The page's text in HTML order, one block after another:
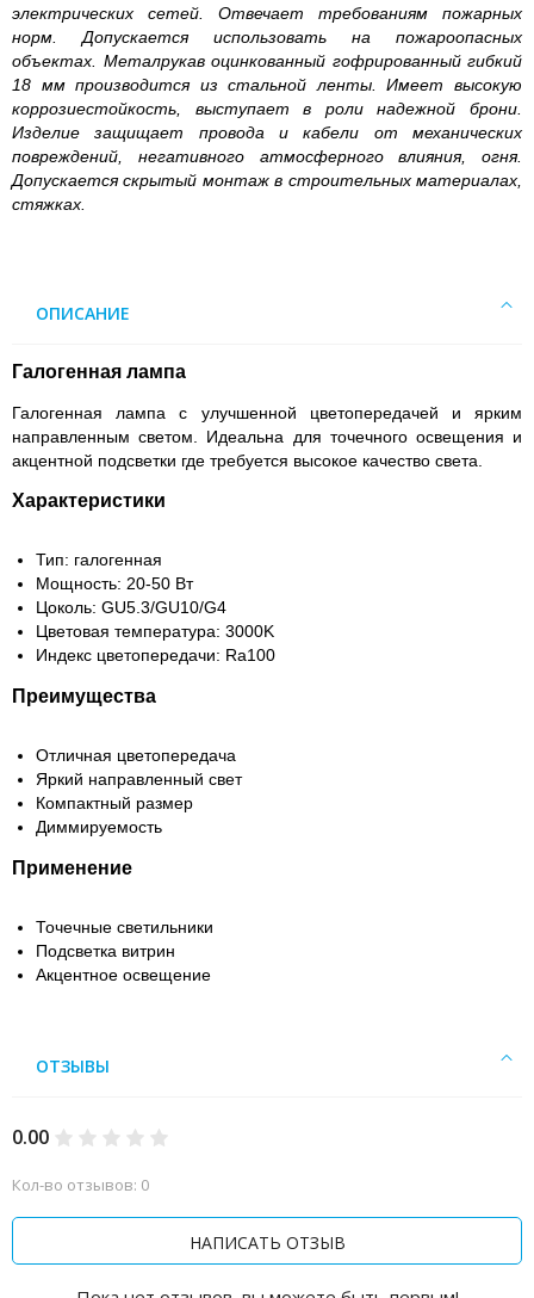
электрических сетей. Отвечает требованиям пожарных
норм. Допускается использовать на пожароопасных
объектах. Металрукав оцинкованный гофрированный гибкий
18 мм производится из стальной ленты. Имеет высокую
коррозиестойкость, выступает в роли надежной брони.
Изделие защищает провода и кабели от механических
повреждений, негативного атмосферного влияния, огня.
Допускается скрытый монтаж в строительных материалах,
стяжках.
ОПИСАНИЕ
Галогенная лампа
Галогенная лампа с улучшенной цветопередачей и ярким
направленным светом. Идеальна для точечного освещения и
акцентной подсветки где требуется высокое качество света.
Характеристики
Тип: галогенная
Мощность: 20-50 Вт
Цоколь: GU5.3/GU10/G4
Цветовая температура: 3000K
Индекс цветопередачи: Ra100
Преимущества
Отличная цветопередача
Яркий направленный свет
Компактный размер
Диммируемость
Применение
Точечные светильники
Подсветка витрин
Акцентное освещение
ОТЗЫВЫ
0.00
Кол-во отзывов: 0
НАПИСАТЬ ОТЗЫВ